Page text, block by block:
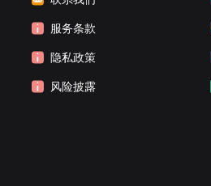
服务条款
隐私政策
风险披露